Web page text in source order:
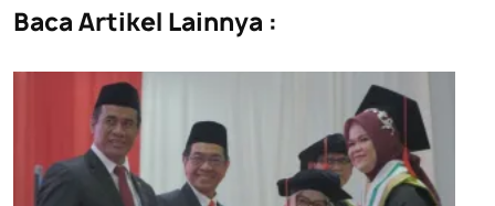
Baca Artikel Lainnya :